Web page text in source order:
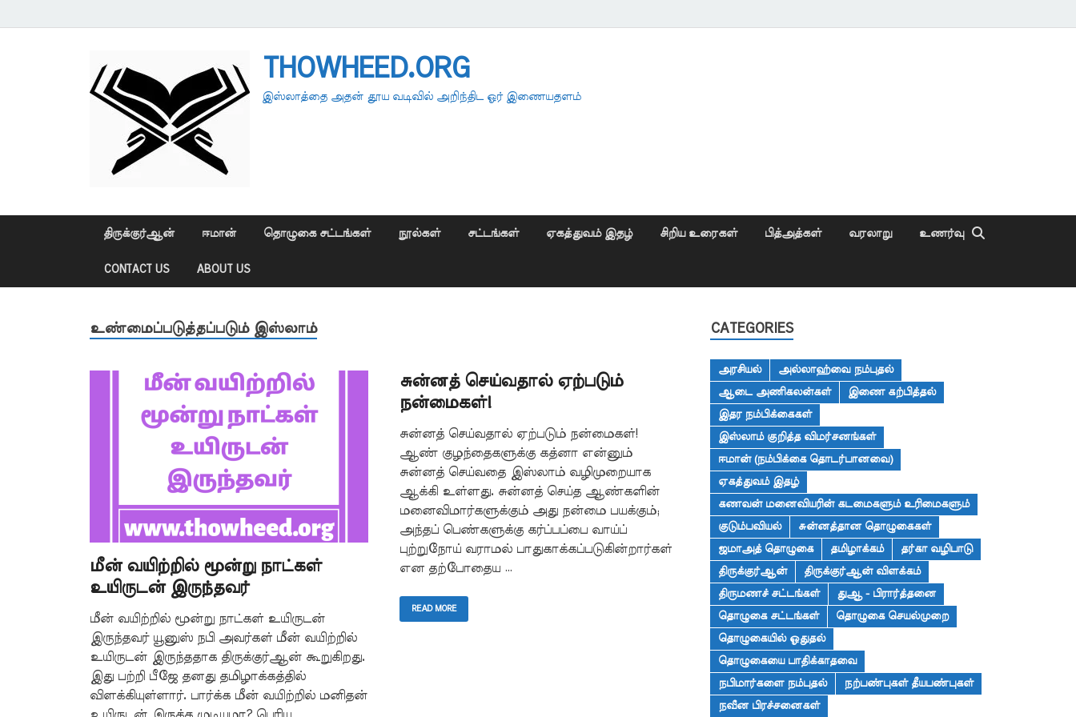
THOWHEED.ORG
இஸ்லாத்தை அதன் தூய வடிவில் அறிந்திட ஓர் இணையதளம்
திருக்குர்ஆன் ஈமான் தொழுகை சட்டங்கள் நூல்கள் சட்டங்கள் ஏகத்துவம் இதழ் சிறிய உரைகள் பித்அத்கள் வரலாறு உணர்வு
CONTACT US ABOUT US
உண்மைப்படுத்தப்படும் இஸ்லாம்
மீன் வயிற்றில் மூன்று நாட்கள்
உயிருடன் இருந்தவர்
மீன் வயிற்றில் மூன்று நாட்கள் உயிருடன்
இருந்தவர் யூனுஸ் நபி அவர்கள் மீன் வயிற்றில்
உயிருடன் இருந்ததாக திருக்குர்ஆன் கூறுகிறது.
இது பற்றி பீஜே தனது தமிழாக்கத்தில்
விளக்கியுள்ளார். பார்க்க மீன் வயிற்றில் மனிதன்
சுன்னத் செய்வதால் ஏற்படும்
நன்மைகள்!
சுன்னத் செய்வதால் ஏற்படும் நன்மைகள்!
ஆண் குழந்தைகளுக்கு கத்னா என்னும்
சுன்னத் செய்வதை இஸ்லாம் வழிமுறையாக
ஆக்கி உள்ளது. சுன்னத் செய்த ஆண்களின்
மனைவிமார்களுக்கும் அது நன்மை பயக்கும்;
அந்தப் பெண்களுக்கு கர்ப்பப்பை வாய்ப்
புற்றுநோய் வராமல் பாதுகாக்கப்படுகின்றார்கள்
என தற்போதைய …
READ MORE
CATEGORIES
அரசியல்
அல்லாஹ்வை நம்புதல்
ஆடை அணிகலன்கள்
இணை கற்பித்தல்
இதர நம்பிக்கைகள்
இஸ்லாம் குறித்த விமர்சனங்கள்
ஈமான் (நம்பிக்கை தொடர்பானவை)
ஏகத்துவம் இதழ்
கணவன் மனைவியரின் கடமைகளும் உரிமைகளும்
குடும்பவியல்
சுன்னத்தான தொழுகைகள்
ஜமாஅத் தொழுகை
தமிழாக்கம்
தர்கா வழிபாடு
திருக்குர்ஆன்
திருக்குர்ஆன் விளக்கம்
திருமணச் சட்டங்கள்
துஆ - பிரார்த்தனை
தொழுகை சட்டங்கள்
தொழுகை செயல்முறை
தொழுகையில் ஓதுதல்
தொழுகையை பாதிக்காதவை
நபிமார்களை நம்புதல்
நற்பண்புகள் தீயபண்புகள்
நவீன பிரச்சனைகள்